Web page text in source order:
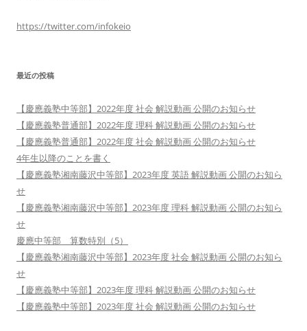
https://twitter.com/infokeio
最近の投稿
【慶應義塾中等部】2022年度 社会 解説動画 公開のお知らせ
【慶應義塾普通部】2022年度 理科 解説動画 公開のお知らせ
【慶應義塾普通部】2022年度 社会 解説動画 公開のお知らせ
4年生以降のことを書く
【慶應義塾湘南藤沢中等部】2023年度 英語 解説動画 公開のお知ら
せ
【慶應義塾湘南藤沢中等部】2023年度 理科 解説動画 公開のお知ら
せ
慶應中等部 算数特別（5）
【慶應義塾湘南藤沢中等部】2023年度 社会 解説動画 公開のお知ら
せ
【慶應義塾中等部】2023年度 理科 解説動画 公開のお知らせ
【慶應義塾中等部】2023年度 社会 解説動画 公開のお知らせ